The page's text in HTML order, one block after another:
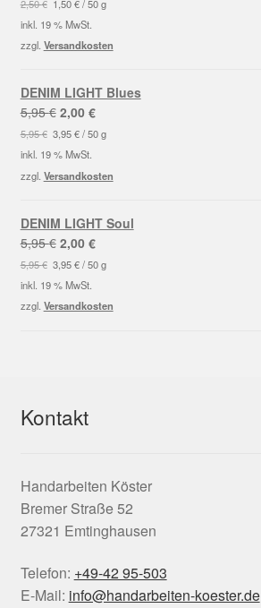
war:
2,50 €1,50 €.
2,50€ 1,50€/50 g
inkl. 19 % MwSt.
zzgl. Versandkosten
DENIM LIGHT Blues
5,95€ Ursprünglicher
Preis
war:
5,95 €
2,00 €Aktueller
Preis
2,00 €.
5,95€ 3,95€/50 g
inkl. 19 % MwSt.
zzgl. Versandkosten
DENIM LIGHT Soul
5,95€ Ursprünglicher
Preis
war:
5,95 €
2,00 €Aktueller
Preis
2,00 €.
5,95€ 3,95€/50 g
inkl. 19 % MwSt.
zzgl. Versandkosten
Kontakt
Handarbeiten Köster
Bremer Straße 52
27321 Emtinghausen
Telefon: +49-42 95-503
E-Mail: info@handarbeiten-koester.de